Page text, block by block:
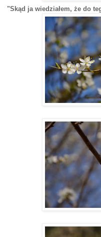
"Skąd ja wiedziałem, że do